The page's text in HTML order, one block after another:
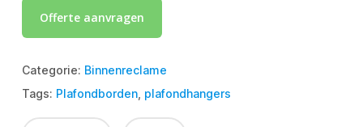
Offerte aanvragen
Categorie: Binnenreclame
Tags: Plafondborden, plafondhangers